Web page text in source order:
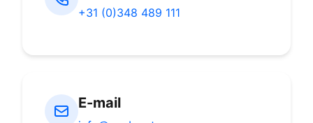
+31 (0)348 489 111
E-mail